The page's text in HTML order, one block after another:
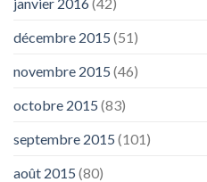
décembre 2015 (51)
novembre 2015 (46)
octobre 2015 (83)
septembre 2015 (101)
août 2015 (80)